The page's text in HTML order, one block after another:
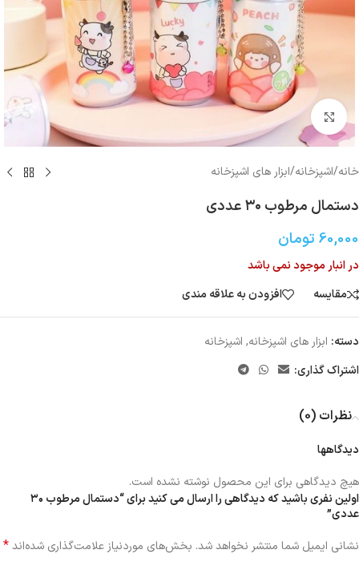
بزرگنمایی تصویر
خانه/اشپزخانه/ابزار های اشپزخانه
دستمال مرطوب ۳۰ عددی
60,000 تومان
در انبار موجود نمی باشد
مقایسه
افزودن به علاقه مندی
دسته: ابزار های اشپزخانه, اشپزخانه
اشتراک گذاری:
نظرات (0)
دیدگاهها
هیچ دیدگاهی برای این محصول نوشته نشده است.
اولین نفری باشید که دیدگاهی را ارسال می کنید برای “دستمال مرطوب ۳۰
عددی”
نشانی ایمیل شما منتشر نخواهد شد. بخش‌های موردنیاز علامت‌گذاری شده‌اند*